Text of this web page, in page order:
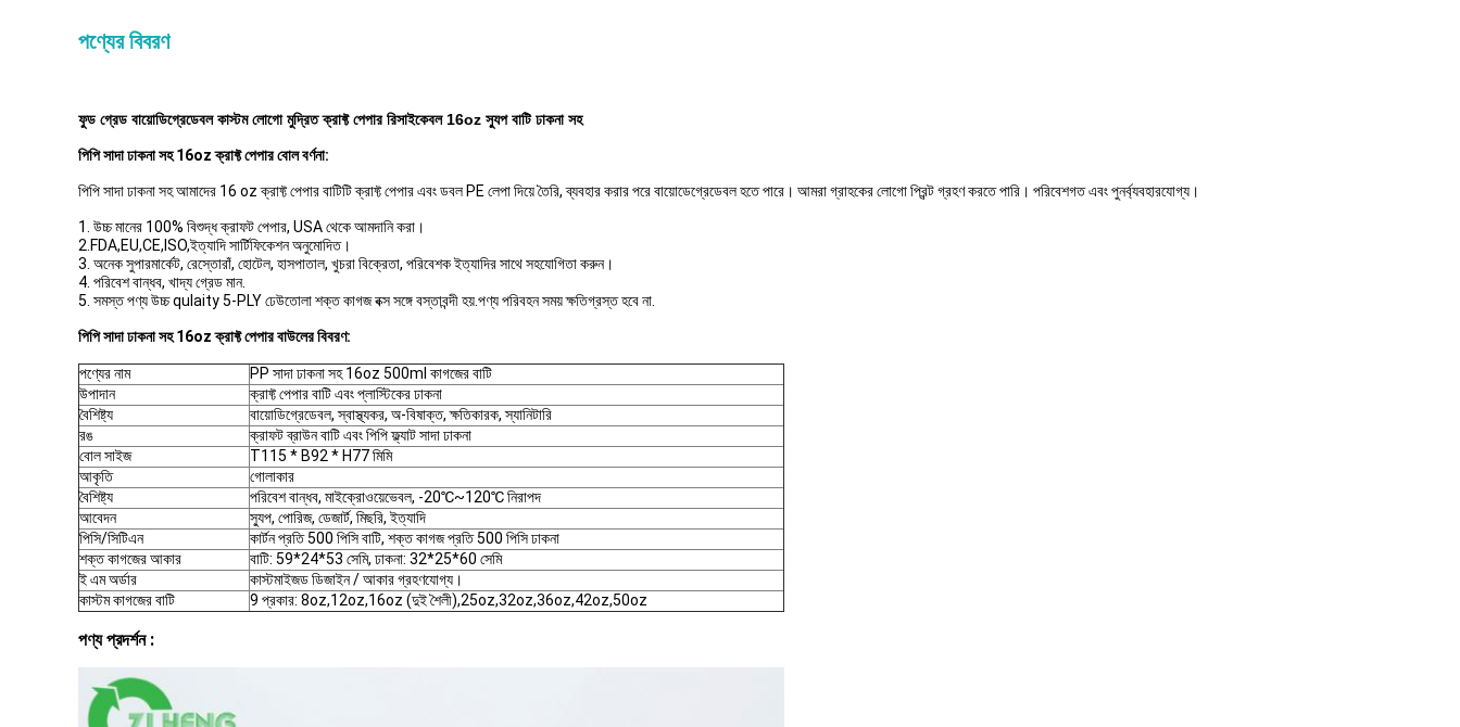
পণ্যের বিবরণ
ফুড গ্রেড বায়োডিগ্রেডেবল কাস্টম লোগো মুদ্রিত ক্রাফ্ট পেপার রিসাইকেবল 16oz স্যুপ বাটি ঢাকনা সহ
পিপি সাদা ঢাকনা সহ 16oz ক্রাফ্ট পেপার বোল বর্ণনা:
পিপি সাদা ঢাকনা সহ আমাদের 16 oz ক্রাফ্ট পেপার বাটিটি ক্রাফ্ট পেপার এবং ডবল PE লেপা দিয়ে তৈরি, ব্যবহার করার পরে বায়োডেগ্রেডেবল হতে পারে। আমরা গ্রাহকের লোগো প্রিন্ট গ্রহণ করতে পারি। পরিবেশগত এবং পুনর্ব্যবহারযোগ্য।
1. উচ্চ মানের 100% বিশুদ্ধ ক্রাফট পেপার, USA থেকে আমদানি করা।
2.FDA,EU,CE,ISO,ইত্যাদি সার্টিফিকেশন অনুমোদিত।
3. অনেক সুপারমার্কেট, রেস্তোরাঁ, হোটেল, হাসপাতাল, খুচরা বিক্রেতা, পরিবেশক ইত্যাদির সাথে সহযোগিতা করুন।
4. পরিবেশ বান্ধব, খাদ্য গ্রেড মান.
5. সমস্ত পণ্য উচ্চ qulaity 5-PLY ঢেউতোলা শক্ত কাগজ বক্স সঙ্গে বস্তাবন্দী হয়.পণ্য পরিবহন সময় ক্ষতিগ্রস্ত হবে না.
পিপি সাদা ঢাকনা সহ 16oz ক্রাফ্ট পেপার বাউলের ​​বিবরণ:
পণ্যের নাম
PP সাদা ঢাকনা সহ 16oz 500ml কাগজের বাটি
উপাদান
ক্রাফ্ট পেপার বাটি এবং প্লাস্টিকের ঢাকনা
বৈশিষ্ট্য
বায়োডিগ্রেডেবল, স্বাস্থ্যকর, অ-বিষাক্ত, ক্ষতিকারক, স্যানিটারি
রঙ
ক্রাফট ব্রাউন বাটি এবং পিপি ফ্ল্যাট সাদা ঢাকনা
বোল সাইজ
T115 * B92 * H77 মিমি
আকৃতি
গোলাকার
বৈশিষ্ট্য
পরিবেশ বান্ধব, মাইক্রোওয়েভেবল, -20℃~120℃ নিরাপদ
আবেদন
স্যুপ, পোরিজ, ডেজার্ট, মিছরি, ইত্যাদি
পিসি/সিটিএন
কার্টন প্রতি 500 পিসি বাটি, শক্ত কাগজ প্রতি 500 পিসি ঢাকনা
শক্ত কাগজের আকার
বাটি: 59*24*53 সেমি, ঢাকনা: 32*25*60 সেমি
ই এম অর্ডার
কাস্টমাইজড ডিজাইন / আকার গ্রহণযোগ্য।
কাস্টম কাগজের বাটি
9 প্রকার: 8oz,12oz,16oz (দুই শৈলী),25oz,32oz,36oz,42oz,50oz
পণ্য প্রদর্শন :